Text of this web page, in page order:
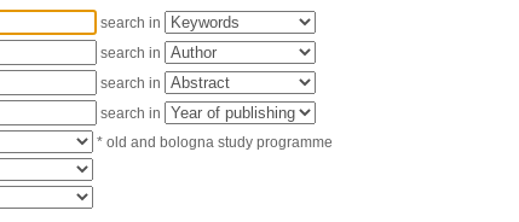
search in
search in
search in
search in
* old and bologna study programme